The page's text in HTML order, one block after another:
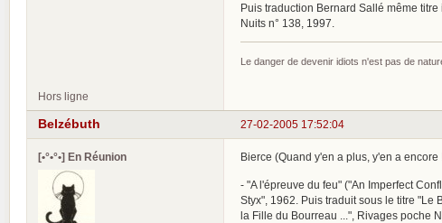
Puis traduction Bernard Sallé même
Nuits n° 138, 1997.
Le danger de devenir idiots n'est pas de
Hors ligne
27-02-2005 17:52:04
Belzébuth
[•°•°•] En Réunion Bierce (Quand y'en a plus, y'en a encore
- "A l'épreuve du feu" ("An Imperfect
Styx", 1962. Puis traduit sous le titre
la Fille du Bourreau ...", Rivages poche